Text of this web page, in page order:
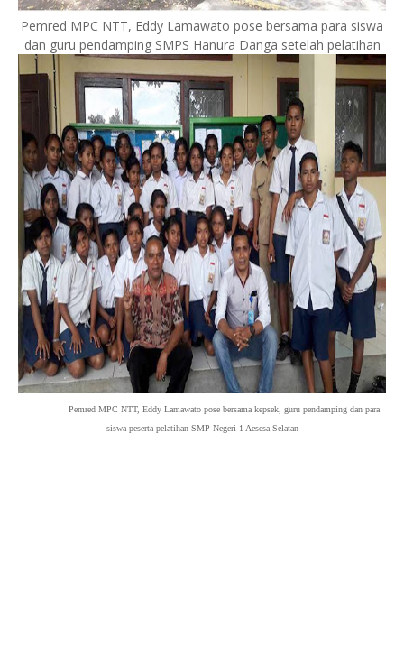
Pemred MPC NTT, Eddy Lamawato pose bersama para siswa
dan guru pendamping SMPS Hanura Danga setelah pelatihan
Pemred MPC NTT, Eddy Lamawato pose bersama kepsek, guru pendamping dan para
siswa peserta pelatihan SMP Negeri 1 Aesesa Selatan